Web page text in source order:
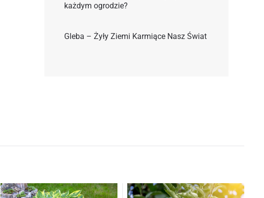
każdym ogrodzie?
Gleba – Żyły Ziemi Karmiące Nasz Świat